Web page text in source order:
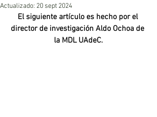
Actualizado: 20 sept 2024
El siguiente artículo es hecho por el
director de investigación Aldo Ochoa de
la MDL UAdeC.